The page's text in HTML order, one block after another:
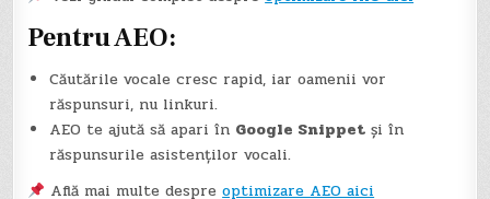
Pentru AEO:
Căutările vocale cresc rapid, iar oamenii vor
răspunsuri, nu linkuri.
AEO te ajută să apari în Google Snippet și în
răspunsurile asistenților vocali.
Află mai multe despreoptimizare AEO aici